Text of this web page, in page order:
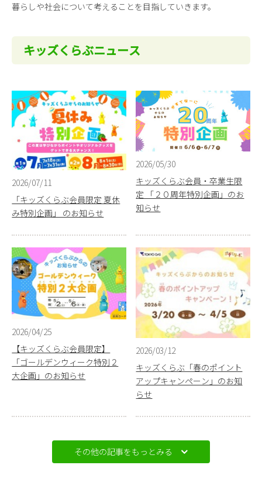
暮らしや社会について考えることを目指していきます。
キッズくらぶニュース
2026/07/11
「キッズくらぶ会員限定 夏休
み特別企画」 のお知らせ
2026/05/30
キッズくらぶ会員・卒業生限
定 「２０周年特別企画」のお
知らせ
2026/04/25
【キッズくらぶ会員限定】
「ゴールデンウィーク特別２
大企画」のお知らせ
2026/03/12
キッズくらぶ「春のポイント
アップキャンペーン」のお知
らせ
その他の記事をもっとみる